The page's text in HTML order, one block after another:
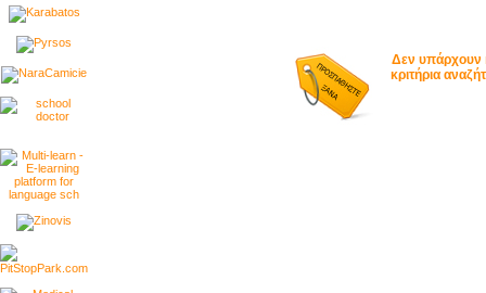
Δεν υπάρχουν
κριτήρια